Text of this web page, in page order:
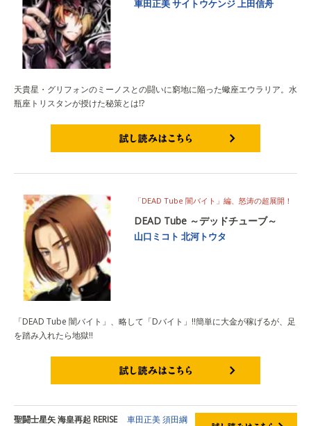
車田正美サイトウケンジ上田信舟
天貴星・グリフォンのミーノスとの闘いに窮地に陥った蠍座エウラリア。水
瓶座トリスタンが授けた秘策とは⁉
「DEAD Tube 闇バイト」編、怒涛の超展開！
DEAD Tube ～デッドチューブ～
山口ミコト 北河トウタ
「DEAD Tube 闇バイト」、略して「Dバイト」‼簡単に大金が稼げるが、足
を踏み入れたら地獄‼
聖闘士星矢 海皇再起 RERISE
車田正美須田綱